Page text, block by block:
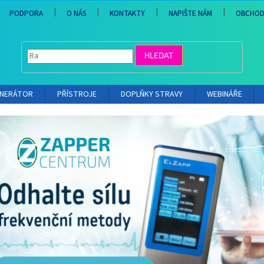
PODPORA O NÁS KONTAKTY NAPIŠTE NÁM
HLEDAT
PŘÍSTROJE DOPLŇKY STRAVY WEBINÁŘE